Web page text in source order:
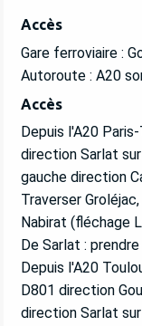
Accès
Accès
Gare ferroviaire :
Autoroute : A20
Accès
Accès
Depuis l'A20
direction Sarlat
gauche direction
Traverser
Nabirat (fléchage
De Sarlat :
Depuis l'A20
D801 direction
direction Sarlat